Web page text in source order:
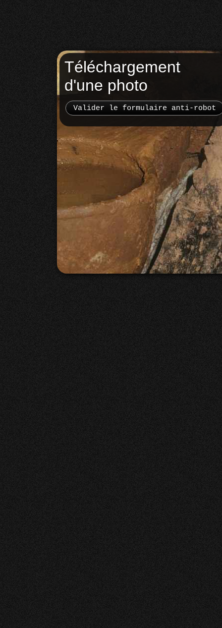
Téléchargement
d'une photo